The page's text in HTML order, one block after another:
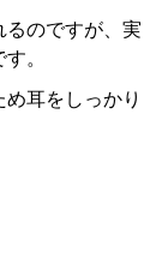
るのですが、実
。
め耳をしっかり